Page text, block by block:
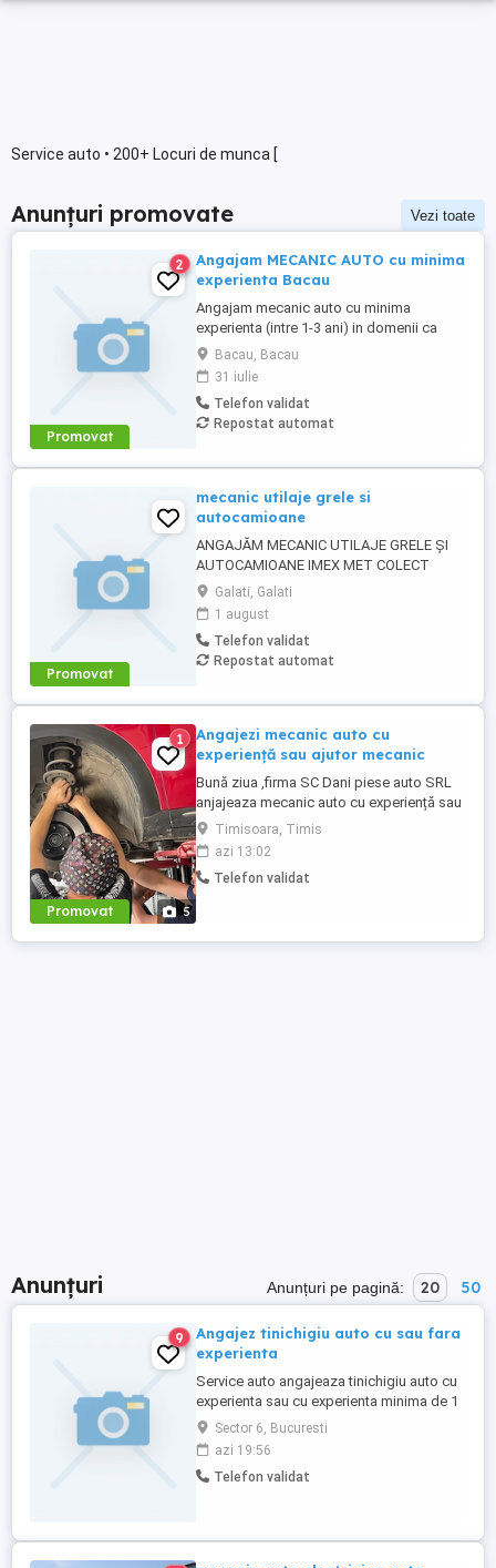
Service auto • 200+ Locuri de munca [
Anunțuri promovate Vezi toate
Promovat
2
Angajam MECANIC AUTO cu minima
experienta Bacau
Angajam mecanic auto cu minima
experienta (intre 1-3 ani) in domenii ca
vulcanizare sau mecanica auto. Posibilitati
de dezvoltare profesionala.
Bacau, Bacau
31 iulie
Telefon validat
Repostat automat
Promovat
mecanic utilaje grele si
autocamioane
ANGAJĂM MECANIC UTILAJE GRELE ȘI
AUTOCAMIOANE IMEX MET COLECT
DEȘEURI SRL angajează mecanic cu
experiență pentru întreținerea și repararea
utilajelor și autovehiculelor din parcul
propriu. Echipamente: * Autocamioane
MAN și DAF; * Autobasculante articulate
de ...
Galati, Galati
1 august
Telefon validat
Repostat automat
Promovat 5
1
Angajezi mecanic auto cu
experiență sau ajutor mecanic
Bună ziua ,firma SC Dani piese auto SRL
anjajeaza mecanic auto cu experiență sau
ajutor mecanic punctul de lucru situat pe
calea sagului 157
Timisoara, Timis
azi 13:02
Telefon validat
Anunțuri Anunțuri pe pagină: 20 50
9
Angajez tinichigiu auto cu sau fara
experienta
Service auto angajeaza tinichigiu auto cu
experienta sau cu experienta minima de 1
an in domeniu. Program de luni pana
vineri.
Sector 6, Bucuresti
azi 19:56
Telefon validat